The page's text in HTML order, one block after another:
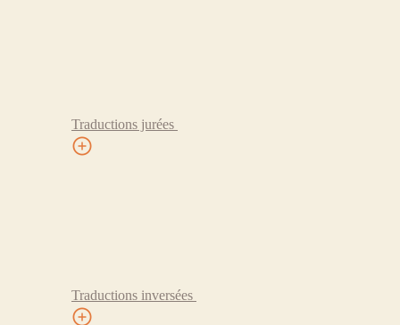
Traductions jurées
Traductions inversées